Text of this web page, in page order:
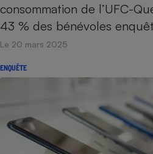
consommation de l’UFC-
43 % des bénévoles
Le 20 mars 2025
ENQUÊTE